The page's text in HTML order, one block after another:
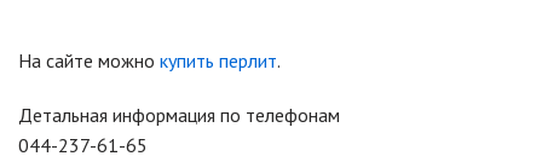
На сайте можно купить перлит.
Детальная информация по телефонам
044-237-61-65